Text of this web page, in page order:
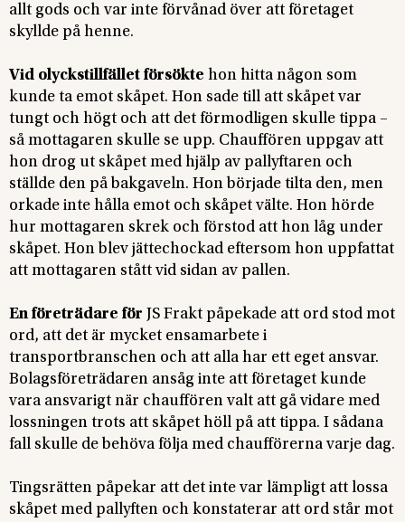
allt gods och var inte förvånad över att företaget
skyllde på henne.
Vid olyckstillfället försökte hon hitta någon som
kunde ta emot skåpet. Hon sade till att skåpet var
tungt och högt och att det förmodligen skulle tippa –
så mottagaren skulle se upp. Chauffören uppgav att
hon drog ut skåpet med hjälp av pallyftaren och
ställde den på bakgaveln. Hon började tilta den, men
orkade inte hålla emot och skåpet välte. Hon hörde
hur mottagaren skrek och förstod att hon låg under
skåpet. Hon blev jättechockad eftersom hon uppfattat
att mottagaren stått vid sidan av pallen.
En företrädare för JS Frakt påpekade att ord stod mot
ord, att det är mycket ensamarbete i
transportbranschen och att alla har ett eget ansvar.
Bolagsföreträdaren ansåg inte att företaget kunde
vara ansvarigt när chauffören valt att gå vidare med
lossningen trots att skåpet höll på att tippa. I sådana
fall skulle de behöva följa med chaufförerna varje dag.
Tingsrätten påpekar att det inte var lämpligt att lossa
skåpet med pallyften och konstaterar att ord står mot